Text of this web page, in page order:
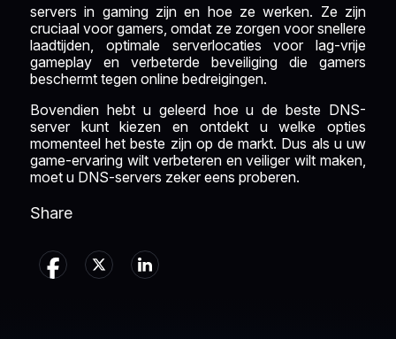
servers in gaming zijn en hoe ze werken. Ze zijn
cruciaal voor gamers, omdat ze zorgen voor snellere
laadtijden, optimale serverlocaties voor lag-vrije
gameplay en verbeterde beveiliging die gamers
beschermt tegen online bedreigingen.
Bovendien hebt u geleerd hoe u de beste DNS-
server kunt kiezen en ontdekt u welke opties
momenteel het beste zijn op de markt. Dus als u uw
game-ervaring wilt verbeteren en veiliger wilt maken,
moet u DNS-servers zeker eens proberen.
Share